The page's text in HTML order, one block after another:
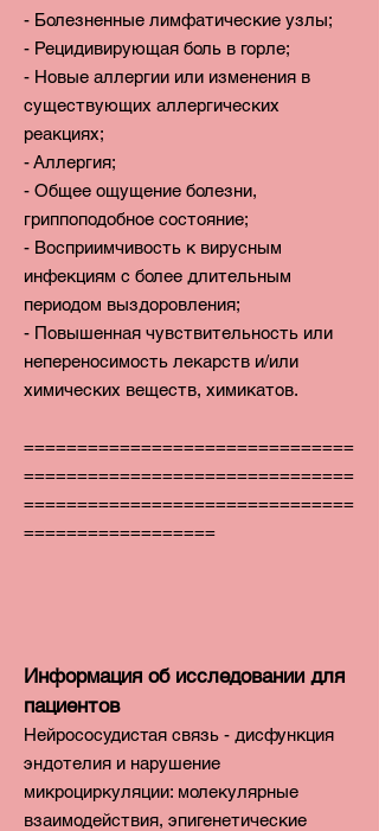
- Болезненные лимфатические узлы;
- Рецидивирующая боль в горле;
- Новые аллергии или изменения в
существующих аллергических
реакциях;
- Аллергия;
- Общее ощущение болезни,
гриппоподобное состояние;
- Восприимчивость к вирусным
инфекциям с более длительным
периодом выздоровления;
- Повышенная чувствительность или
непереносимость лекарств и/или
химических веществ, химикатов.
===============================
===============================
===============================
==================
Информация об исследовании для
пациентов
Нейрососудистая связь - дисфункция
эндотелия и нарушение
микроциркуляции: молекулярные
взаимодействия, эпигенетические